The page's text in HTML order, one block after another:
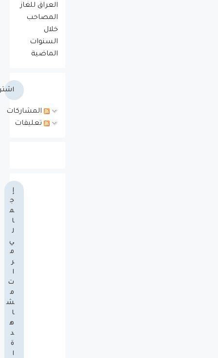
العراق للغاز
المصاحب
خلال
السنوات
الماضية
المشاركات
تعليقات
إ
ج
م
ا
ل
ي
م
ر
ا
ت
م
ش
ا
ه
د
ة
ا